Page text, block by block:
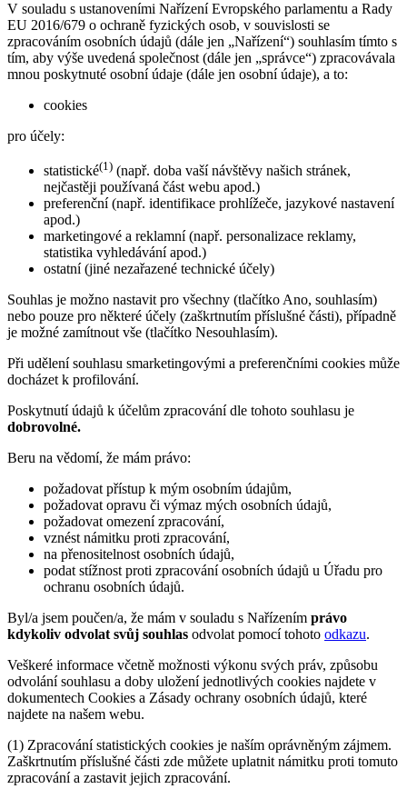
V souladu s ustanoveními Nařízení Evropského parlamentu a Rady
EU 2016/679 o ochraně fyzických osob, v souvislosti se
zpracováním osobních údajů (dále jen „Nařízení“) souhlasím tímto s
tím, aby výše uvedená společnost (dále jen „správce“) zpracovávala
mnou poskytnuté osobní údaje (dále jen osobní údaje), a to:
cookies
pro účely:
statistické(1) (např. doba vaší návštěvy našich stránek,
nejčastěji používaná část webu apod.)
preferenční (např. identifikace prohlížeče, jazykové nastavení
apod.)
marketingové a reklamní (např. personalizace reklamy,
statistika vyhledávání apod.)
ostatní (jiné nezařazené technické účely)
Souhlas je možno nastavit pro všechny (tlačítko Ano, souhlasím)
nebo pouze pro některé účely (zaškrtnutím příslušné části), případně
je možné zamítnout vše (tlačítko Nesouhlasím).
Při udělení souhlasu smarketingovými a preferenčními cookies může
docházet k profilování.
Poskytnutí údajů k účelům zpracování dle tohoto souhlasu je
dobrovolné.
Beru na vědomí, že mám právo:
požadovat přístup k mým osobním údajům,
požadovat opravu či výmaz mých osobních údajů,
požadovat omezení zpracování,
vznést námitku proti zpracování,
na přenositelnost osobních údajů,
podat stížnost proti zpracování osobních údajů u Úřadu pro
ochranu osobních údajů.
Byl/a jsem poučen/a, že mám v souladu s Nařízením právo
kdykoliv odvolat svůj souhlas odvolat pomocí tohoto odkazu.
Veškeré informace včetně možnosti výkonu svých práv, způsobu
odvolání souhlasu a doby uložení jednotlivých cookies najdete v
dokumentech Cookies a Zásady ochrany osobních údajů, které
najdete na našem webu.
(1) Zpracování statistických cookies je naším oprávněným zájmem.
Zaškrtnutím příslušné části zde můžete uplatnit námitku proti tomuto
zpracování a zastavit jejich zpracování.